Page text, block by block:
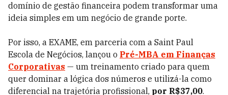
domínio de gestão financeira podem transformar uma
ideia simples em um negócio de grande porte.
Por isso, a EXAME, em parceria com a Saint Paul
Escola de Negócios, lançou o Pré-MBA em Finanças
Corporativas — um treinamento criado para quem
quer dominar a lógica dos números e utilizá-la como
diferencial na trajetória profissional, por R$37,00.